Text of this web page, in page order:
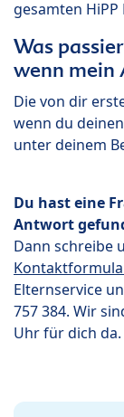
gesamten
Was
wenn mein
Die von dir
wenn du
unter deinem
Du hast eine
Antwort
Dann schreibe
Elternservice
757 384. Wir
Uhr für dich da.